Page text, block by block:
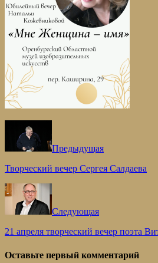
Предыдущая
Творческий вечер Сергея Салдаева
Следующая
21 апреля творческий вечер поэта
Оставьте первый комментарий